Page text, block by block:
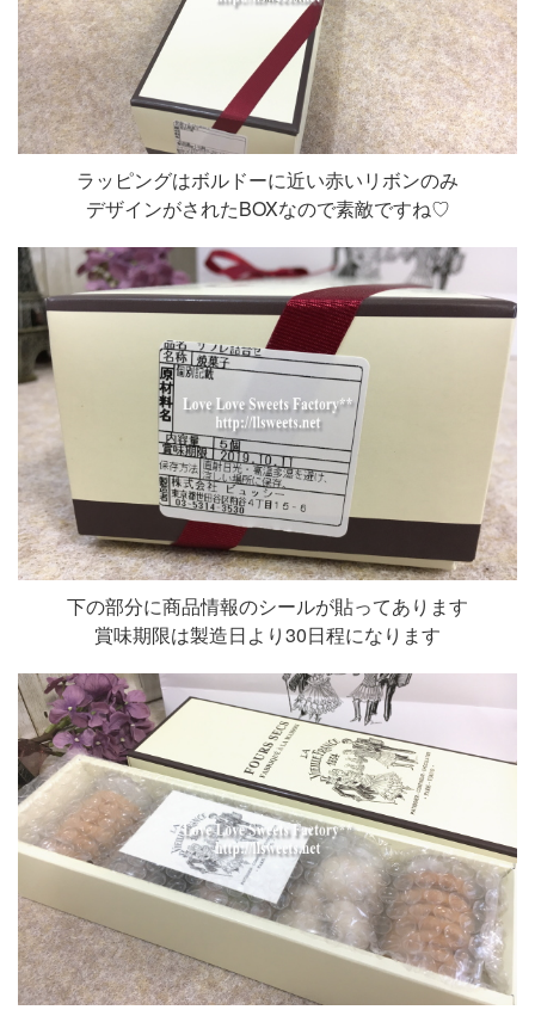
ラッピングはボルドーに近い赤いリボンのみ
デザインがされたBOXなので素敵ですね♡
下の部分に商品情報のシールが貼ってあります
賞味期限は製造日より30日程になります